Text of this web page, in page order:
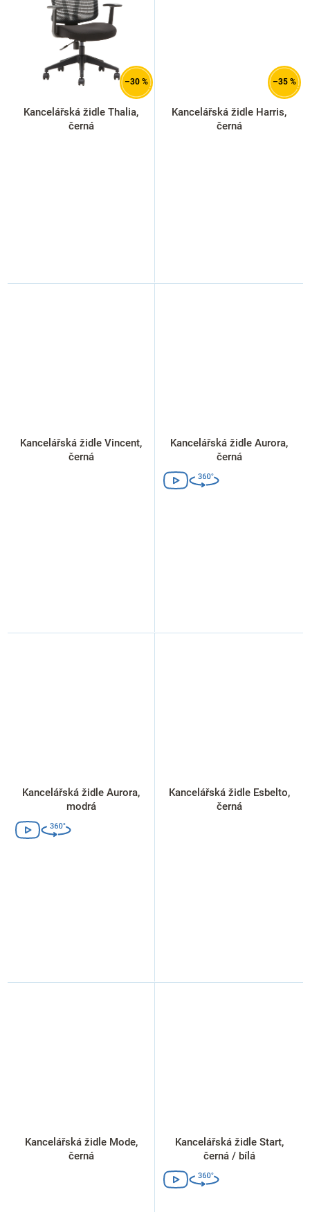
–30 %
Kancelářská židle Thalia,
černá
–35 %
Kancelářská židle Harris,
černá
Kancelářská židle Vincent,
černá
Kancelářská židle Aurora,
černá
Kancelářská židle Aurora,
modrá
Kancelářská židle Esbelto,
černá
Kancelářská židle Mode,
černá
Kancelářská židle Start,
černá / bílá